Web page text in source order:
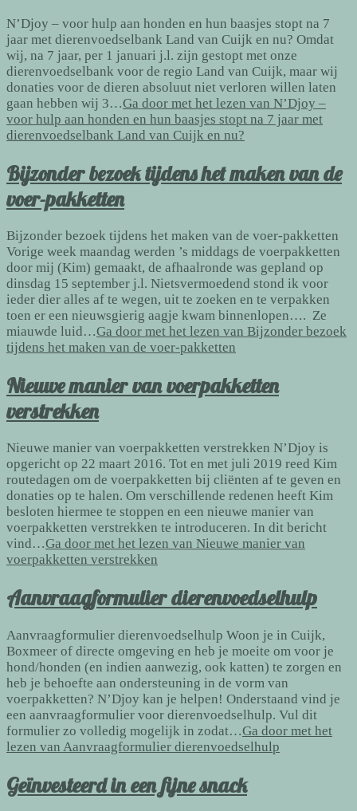
N’Djoy – voor hulp aan honden en hun baasjes stopt na 7
jaar met dierenvoedselbank Land van Cuijk en nu? Omdat
wij, na 7 jaar, per 1 januari j.l. zijn gestopt met onze
dierenvoedselbank voor de regio Land van Cuijk, maar wij
donaties voor de dieren absoluut niet verloren willen laten
gaan hebben wij 3…Ga door met het lezen van N’Djoy –
voor hulp aan honden en hun baasjes stopt na 7 jaar met
dierenvoedselbank Land van Cuijk en nu?
Bijzonder bezoek tijdens het maken van de
voer-pakketten
Bijzonder bezoek tijdens het maken van de voer-pakketten
Vorige week maandag werden ’s middags de voerpakketten
door mij (Kim) gemaakt, de afhaalronde was gepland op
dinsdag 15 september j.l. Nietsvermoedend stond ik voor
ieder dier alles af te wegen, uit te zoeken en te verpakken
toen er een nieuwsgierig aagje kwam binnenlopen…. Ze
miauwde luid…Ga door met het lezen van Bijzonder bezoek
tijdens het maken van de voer-pakketten
Nieuwe manier van voerpakketten
verstrekken
Nieuwe manier van voerpakketten verstrekken N’Djoy is
opgericht op 22 maart 2016. Tot en met juli 2019 reed Kim
routedagen om de voerpakketten bij cliënten af te geven en
donaties op te halen. Om verschillende redenen heeft Kim
besloten hiermee te stoppen en een nieuwe manier van
voerpakketten verstrekken te introduceren. In dit bericht
vind…Ga door met het lezen van Nieuwe manier van
voerpakketten verstrekken
Aanvraagformulier dierenvoedselhulp
Aanvraagformulier dierenvoedselhulp Woon je in Cuijk,
Boxmeer of directe omgeving en heb je moeite om voor je
hond/honden (en indien aanwezig, ook katten) te zorgen en
heb je behoefte aan ondersteuning in de vorm van
voerpakketten? N’Djoy kan je helpen! Onderstaand vind je
een aanvraagformulier voor dierenvoedselhulp. Vul dit
formulier zo volledig mogelijk in zodat…Ga door met het
lezen van Aanvraagformulier dierenvoedselhulp
Geïnvesteerd in een fijne snack